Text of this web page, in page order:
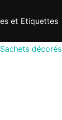
Sachets décorés